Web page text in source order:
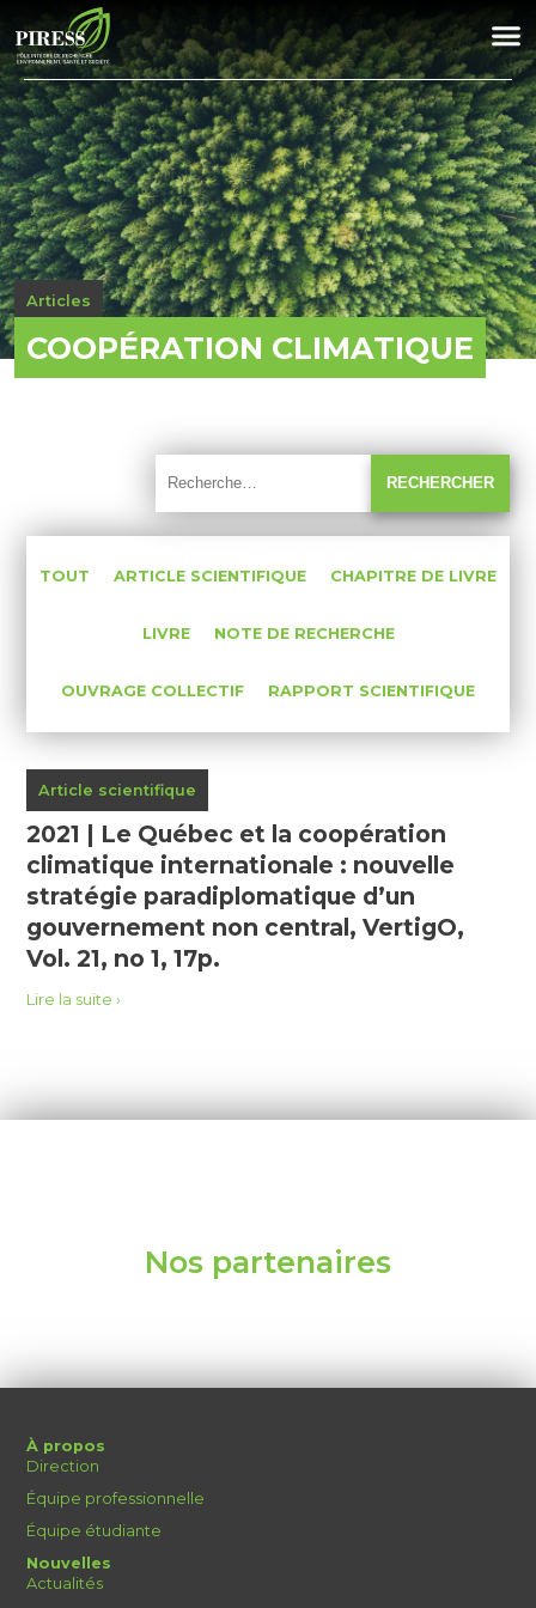
Articles
COOPÉRATION CLIMATIQUE
TOUT ARTICLE SCIENTIFIQUE CHAPITRE DE LIVRE
LIVRE NOTE DE RECHERCHE
OUVRAGE COLLECTIF RAPPORT SCIENTIFIQUE
Article scientifique
2021 | Le Québec et la coopération
climatique internationale : nouvelle
stratégie paradiplomatique d’un
gouvernement non central, VertigO,
Vol. 21, no 1, 17p.
Lire la suite
Nos partenaires
À propos
Direction
Équipe professionnelle
Équipe étudiante
Nouvelles
Actualités